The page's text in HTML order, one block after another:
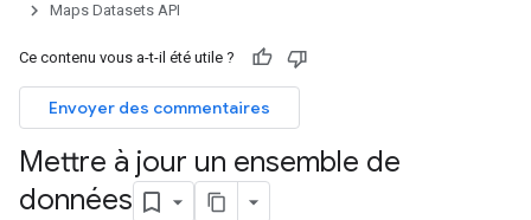
Maps Datasets API
Ce contenu vous a-t-il été utile ?
Envoyer des commentaires
Mettre à jour un ensemble de
données